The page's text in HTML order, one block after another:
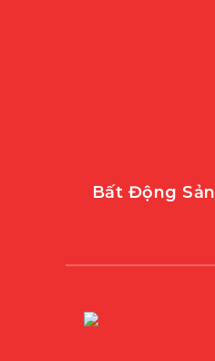
Bất Động Sản